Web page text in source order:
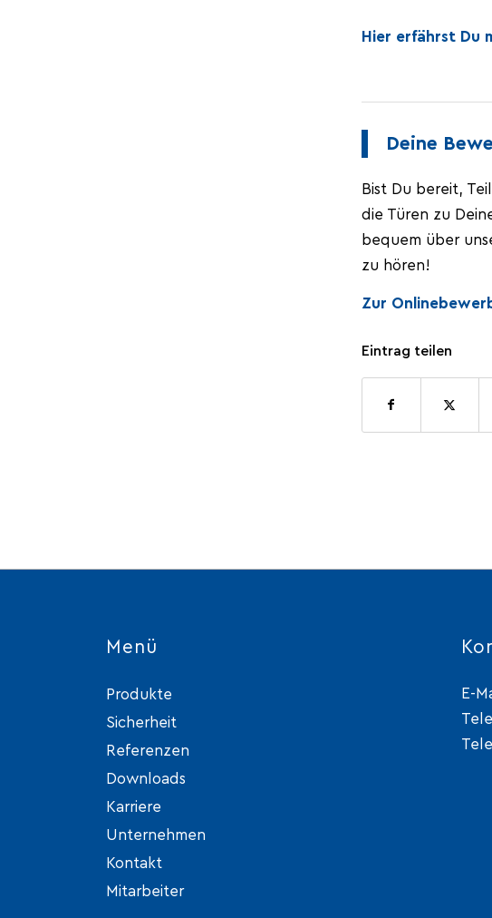
Hier erfährst Du
Deine
Bist Du bereit,
die Türen zu
bequem über
zu hören!
Zur
Eintrag teilen
Menü
Produkte
Sicherheit
Referenzen
Downloads
Karriere
Unternehmen
Kontakt
Mitarbeiter
E-